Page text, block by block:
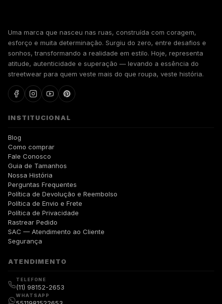
Uma marca que nasceu nas ruas, construída com coragem,
esforço e muita determinação. Surgiu do zero, entre desafios e
sonhos, transformando a realidade em estilo. Hoje, representa
atitude, autenticidade e superação — levando a essência do
streetwear para quem veste mais do que roupa, veste história.
INSTITUCIONAL
Blog
Como comprar
Fale Conosco
Guia de Tamanhos
Nossa História
Perguntas Frequentes
Política de Devolução e Reembolso
Política de Envio e Frete
Política de Privacidade
Rastrear Pedido
SAC — Atendimento ao Cliente
Segurança
ATENDIMENTO
TELEFONE
(11) 98152-2653
WHATSAPP